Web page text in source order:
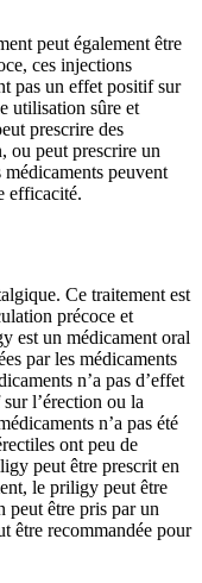
peut également être
ces injections
pas un effet positif sur
utilisation sûre et
prescrire des
ou peut prescrire un
peuvent
efficacité.
Ce traitement est
précoce et
est un médicament oral
par les médicaments
n’a pas d’effet
l’érection ou la
n’a pas été
ont peu de
peut être prescrit en
le priligy peut être
peut être pris par un
être recommandée pour